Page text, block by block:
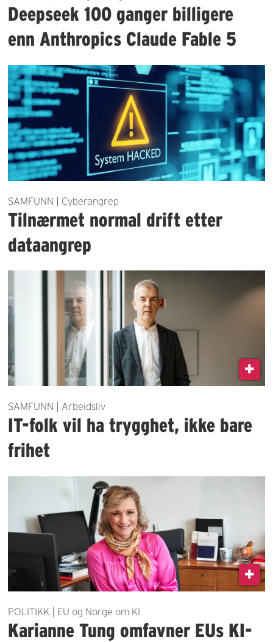
Deepseek 100 ganger billigere
enn Anthropics Claude Fable 5
SAMFUNN | Cyberangrep
Tilnærmet normal drift etter
dataangrep
SAMFUNN | Arbeidsliv
IT-folk vil ha trygghet, ikke bare
frihet
POLITIKK | EU og Norge om KI
Karianne Tung omfavner EUs KI-